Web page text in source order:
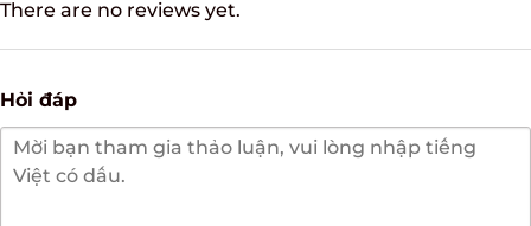
Hỏi đáp